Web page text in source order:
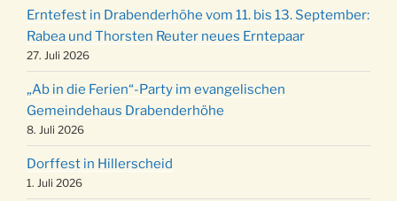
24.12.
Gemeindehaus um 15:00 Uhr
24.12. Familiengottesdienst in der FeG um 16 Uhr
24.12.
Weihnachtsgottesdienst in der Kirche um
15:00 Uhr
24.12.
Weihnachtsgottesdienst in der Kirche um
18:00 Uhr
24.12.
Christmette mit der ev. Jugend in der Kirche
um 23:00 Uhr
Erntefest in Drabenderhöhe vom 11. bis 13. September:
Rabea und Thorsten Reuter neues Erntepaar
27. Juli 2026
„Ab in die Ferien“-Party im evangelischen
Gemeindehaus Drabenderhöhe
8. Juli 2026
Dorffest in Hillerscheid
1. Juli 2026